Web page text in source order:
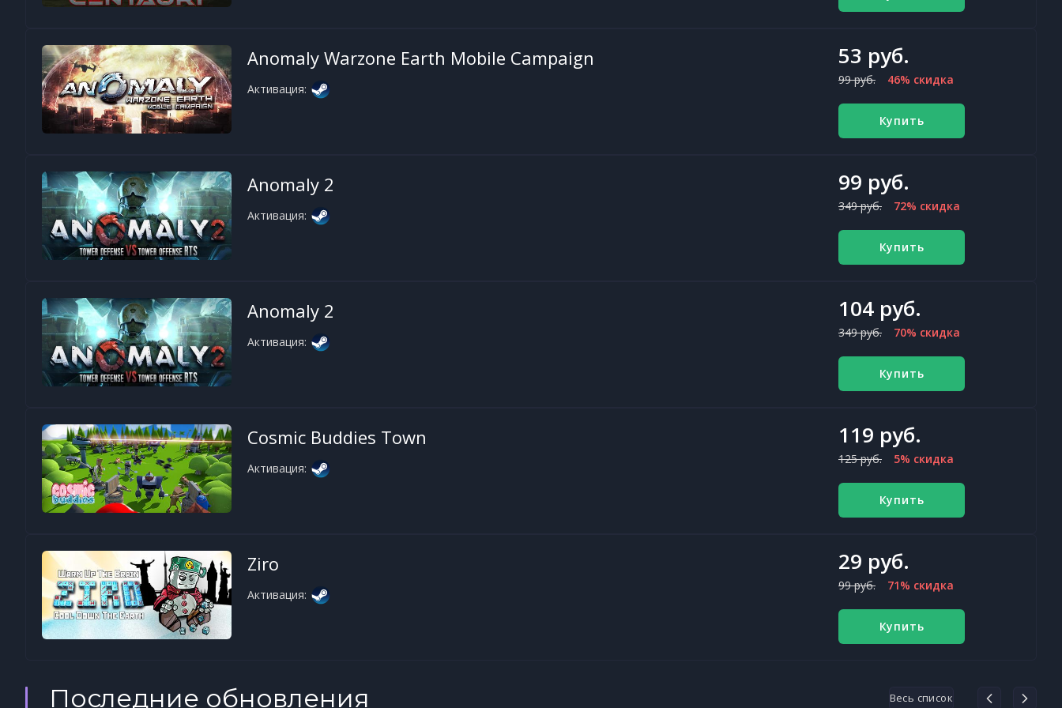
Anomaly Warzone Earth Mobile Campaign
Активация:
53 руб.
99 руб. 46% скидка
Купить
Anomaly 2
Активация:
99 руб.
349 руб. 72% скидка
Купить
Anomaly 2
Активация:
104 руб.
349 руб. 70% скидка
Купить
Cosmic Buddies Town
Активация:
119 руб.
125 руб. 5% скидка
Купить
Ziro
Активация:
29 руб.
99 руб. 71% скидка
Купить
Последние обновления Весь список